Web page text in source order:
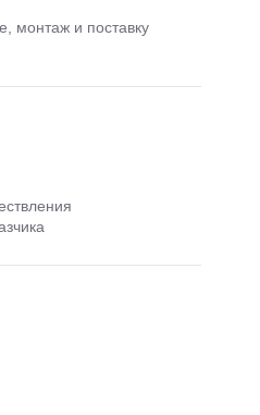
монтаж и поставку